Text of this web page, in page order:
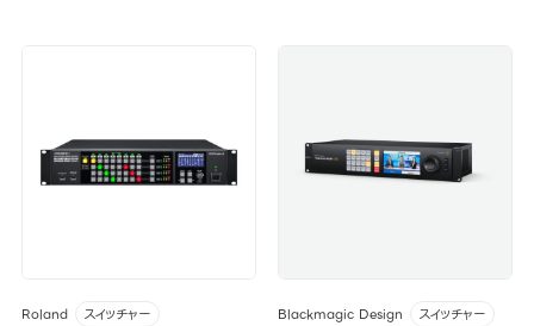
Roland スイッチャー Blackmagic Design スイッチャー